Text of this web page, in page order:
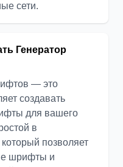
сети.
Генератор
— это
создавать
для вашего
в
позволяет
шрифты и